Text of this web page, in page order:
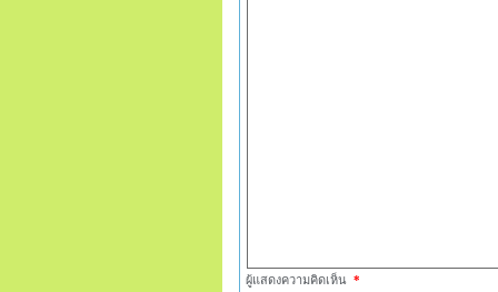
ผู้แสดงความคิดเห็น *